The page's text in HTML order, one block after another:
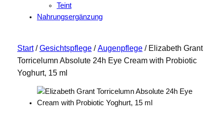
Teint
Nahrungsergänzung
Start/Gesichtspflege/Augenpflege/ Elizabeth Grant
Torricelumn Absolute 24h Eye Cream with Probiotic
Yoghurt, 15 ml